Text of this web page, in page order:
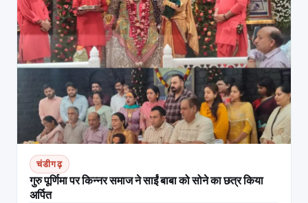
चंडीगढ़
गुरु पूर्णिमा पर किन्नर समाज ने साईं बाबा को सोने का छत्र किया
अर्पित